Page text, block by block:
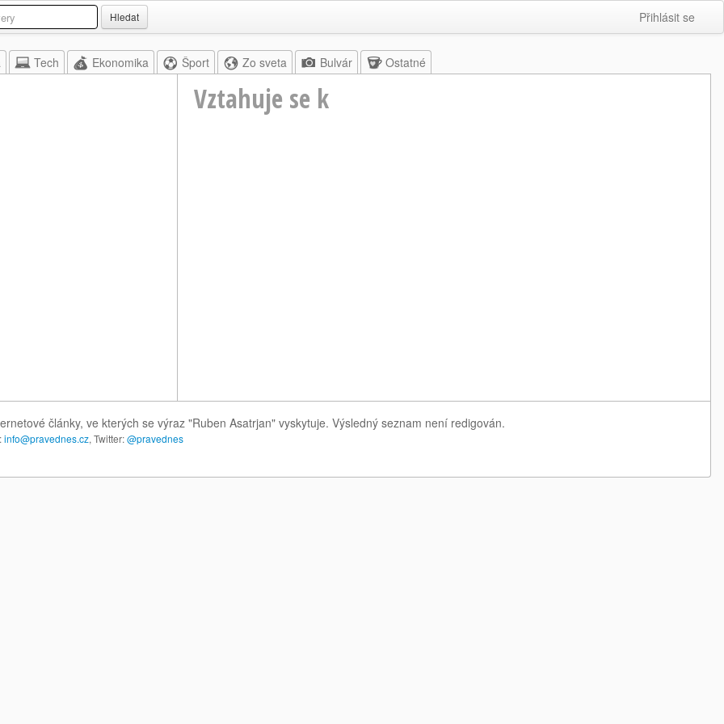
Hledat Přihlásit se
Tech Ekonomika Šport Zo sveta Bulvár Ostatné
Vztahuje se k
články, ve kterých se výraz "Ruben Asatrjan" vyskytuje. Výsledný seznam není redigován.
info@pravednes.cz, Twitter:@pravednes